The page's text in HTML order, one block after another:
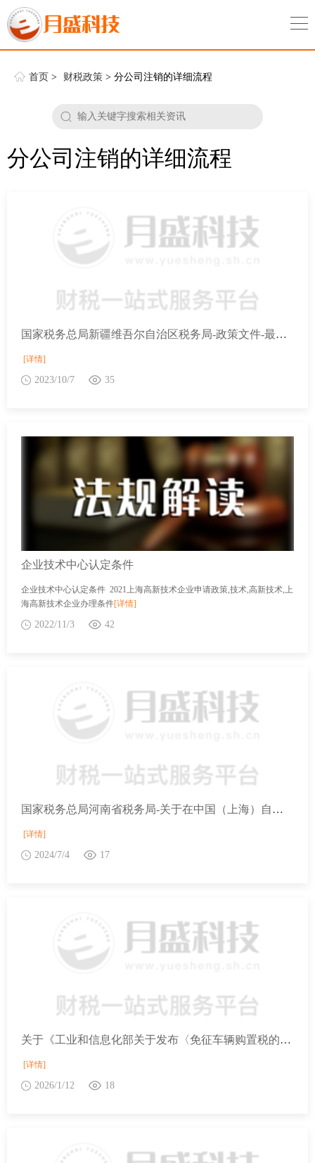
首页 > 财税政策 > 分公司注销的详细流程
分公司注销的详细流程
国家税务总局新疆维吾尔自治区税务局-政策文件-最新文件-财政部 税务总局关于延续实施医疗服务免征增值税等政策的公告
[详情]
2023/10/7 35
企业技术中心认定条件
企业技术中心认定条件 2021上海高新技术企业申请政策,技术,高新技术,上
海高新技术企业办理条件[详情]
2022/11/3 42
国家税务总局河南省税务局-关于在中国（上海）自由贸易试验区试点暂时进境修理有关税收政策的通知
[详情]
2024/7/4 17
关于《工业和信息化部关于发布〈免征车辆购置税的设有固定装置的非运输专用作业车辆目录〉（第二十批）的公告》的解读
[详情]
2026/1/12 18